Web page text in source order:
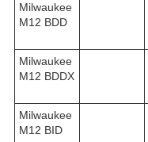
Milwaukee
M12 BDD
Milwaukee
M12 BDDX
Milwaukee
M12 BID